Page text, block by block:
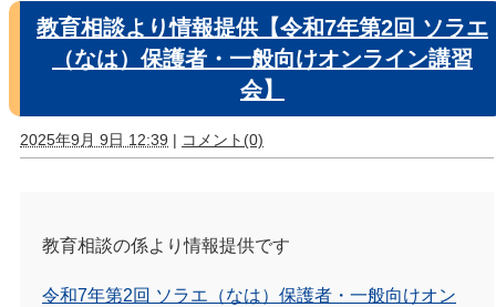
教育相談より情報提供【令和7年第2回 ソラエ
（なは）保護者・一般向けオンライン講習
会】
2025年9月 9日 12:39 | コメント(0)
教育相談の係より情報提供です
令和7年第2回 ソラエ（なは）保護者・一般向けオン